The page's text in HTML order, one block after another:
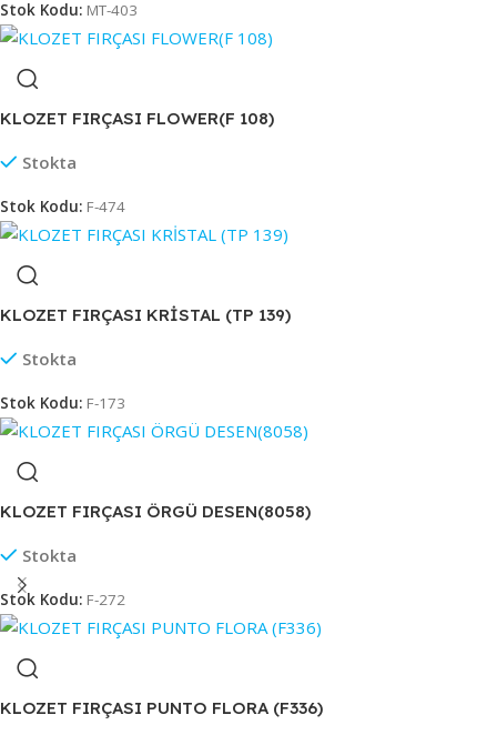
Stok Kodu: MT-403
KLOZET FIRÇASI FLOWER(F 108)
Stokta
Stok Kodu: F-474
KLOZET FIRÇASI KRİSTAL (TP 139)
Stokta
Stok Kodu: F-173
KLOZET FIRÇASI ÖRGÜ DESEN(8058)
Stokta
Stok Kodu: F-272
KLOZET FIRÇASI PUNTO FLORA (F336)